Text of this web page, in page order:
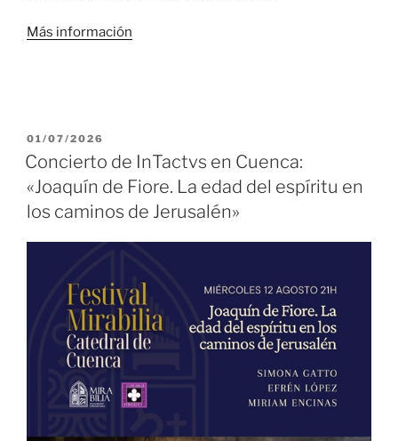
Más información
PUBLICADO
EL
01/07/2026
Concierto de InTactvs en Cuenca:
«Joaquín de Fiore. La edad del espíritu en
los caminos de Jerusalén»